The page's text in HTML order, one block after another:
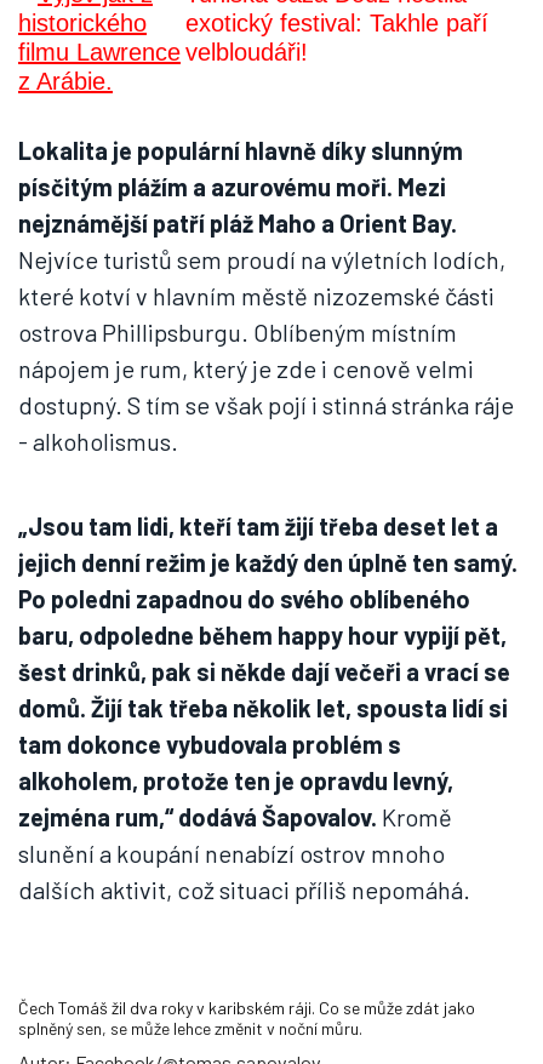
exotický festival: Takhle paří
velbloudáři!
Lokalita je populární hlavně díky slunným
písčitým plážím a azurovému moři. Mezi
nejznámější patří pláž Maho a Orient Bay.
Nejvíce turistů sem proudí na výletních lodích,
které kotví v hlavním městě nizozemské části
ostrova Phillipsburgu. Oblíbeným místním
nápojem je rum, který je zde i cenově velmi
dostupný. S tím se však pojí i stinná stránka ráje
- alkoholismus.
„Jsou tam lidi, kteří tam žijí třeba deset let a
jejich denní režim je každý den úplně ten samý.
Po poledni zapadnou do svého oblíbeného
baru, odpoledne během happy hour vypijí pět,
šest drinků, pak si někde dají večeři a vrací se
domů. Žijí tak třeba několik let, spousta lidí si
tam dokonce vybudovala problém s
alkoholem, protože ten je opravdu levný,
zejména rum,“ dodává Šapovalov. Kromě
slunění a koupání nenabízí ostrov mnoho
dalších aktivit, což situaci příliš nepomáhá.
Čech Tomáš žil dva roky v karibském ráji. Co se může zdát jako
splněný sen, se může lehce změnit v noční můru.